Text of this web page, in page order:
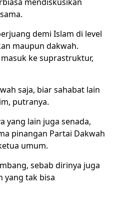
demi Islam di level
maupun dakwah.
ke suprastruktur,
saja, biar sahabat lain
putranya.
yang lain juga senada,
pinangan Partai Dakwah
umum.
sebab dirinya juga
yang tak bisa